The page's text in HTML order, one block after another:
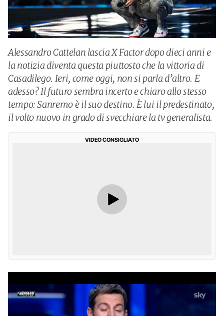
Alessandro Cattelan lascia X Factor dopo dieci anni e
la notizia diventa questa piuttosto che la vittoria di
Casadilego. Ieri, come oggi, non si parla d’altro. E
adesso? Il futuro sembra incerto e chiaro allo stesso
tempo: Sanremo è il suo destino. È lui il predestinato,
il volto nuovo in grado di svecchiare la tv generalista.
VIDEO CONSIGLIATO